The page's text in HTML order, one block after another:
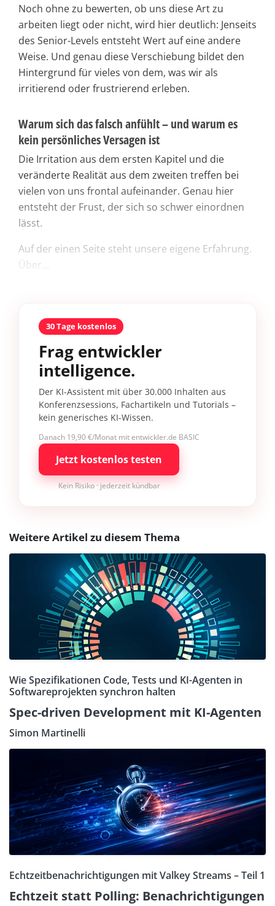
Noch ohne zu bewerten, ob uns diese Art zu
arbeiten liegt oder nicht, wird hier deutlich: Jenseits
des Senior-Levels entsteht Wert auf eine andere
Weise. Und genau diese Verschiebung bildet den
Hintergrund für vieles von dem, was wir als
irritierend oder frustrierend erleben.
Warum sich das falsch anfühlt – und warum es
kein persönliches Versagen ist
Die Irritation aus dem ersten Kapitel und die
veränderte Realität aus dem zweiten treffen bei
vielen von uns frontal aufeinander. Genau hier
entsteht der Frust, der sich so schwer einordnen
lässt.
Auf der einen Seite steht unsere eigene Erfahrung.
Über...
30 Tage kostenlos
Frag entwickler
intelligence.
Der KI-Assistent mit über 30.000 Inhalten aus
Konferenzsessions, Fachartikeln und Tutorials –
kein generisches KI-Wissen.
Danach 19,90 €/Monat mit entwickler.de BASIC
Jetzt kostenlos testen
Kein Risiko · jederzeit kündbar
Weitere Artikel zu diesem Thema
Wie Spezifikationen Code, Tests und KI-Agenten in
Softwareprojekten synchron halten
Spec-driven Development mit KI-Agenten
Simon Martinelli
Echtzeitbenachrichtigungen mit Valkey Streams – Teil 1
Echtzeit statt Polling: Benachrichtigungen